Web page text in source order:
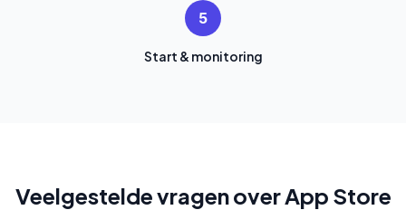
5
Start & monitoring
Veelgestelde vragen over App Store